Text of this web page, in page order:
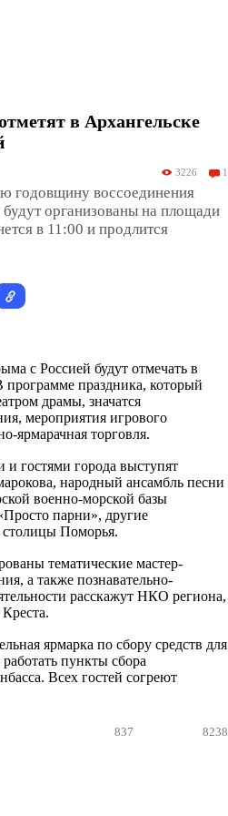
в Архангельске
3226 1
годовщину воссоединения
организованы на площади
в 11:00 и продлится
с Россией будут отмечать в
праздника, который
драмы, значатся
мероприятия игрового
ярмарачная торговля.
и гостями города выступят
народный ансамбль песни
военно-морской базы
парни», другие
столицы Поморья.
тематические мастер-
а также познавательно-
расскажут НКО региона,
ярмарка по сбору средств для
пункты сбора
Всех гостей согреют
837 8238